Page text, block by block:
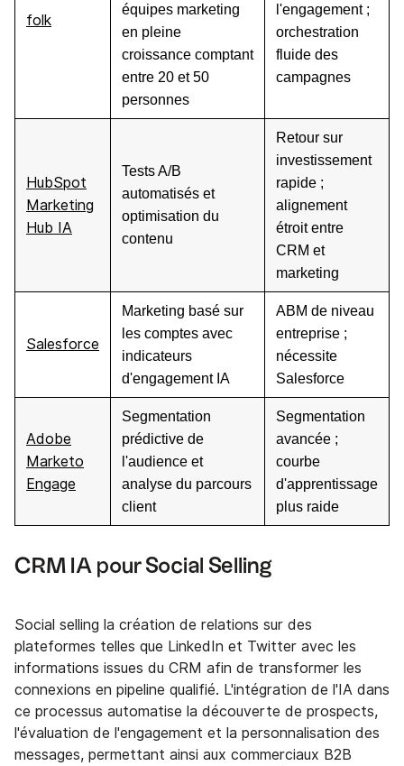
folk
équipes marketing
en pleine
croissance comptant
entre 20 et 50
personnes
l'engagement ;
orchestration
fluide des
campagnes
HubSpot
Marketing
Hub IA
Tests A/B
automatisés et
optimisation du
contenu
Retour sur
investissement
rapide ;
alignement
étroit entre
CRM et
marketing
Salesforce
Marketing basé sur
les comptes avec
indicateurs
d'engagement IA
ABM de niveau
entreprise ;
nécessite
Salesforce
Adobe
Marketo
Engage
Segmentation
prédictive de
l'audience et
analyse du parcours
client
Segmentation
avancée ;
courbe
d'apprentissage
plus raide
CRM IA pour Social Selling
Social selling la création de relations sur des
plateformes telles que LinkedIn et Twitter avec les
informations issues du CRM afin de transformer les
connexions en pipeline qualifié. L'intégration de l'IA dans
ce processus automatise la découverte de prospects,
l'évaluation de l'engagement et la personnalisation des
messages, permettant ainsi aux commerciaux B2B